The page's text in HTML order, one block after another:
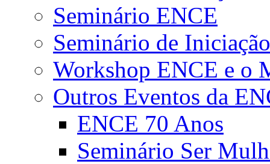
Seminário ENCE
Seminário de
Workshop ENCE e o
Outros Eventos da
ENCE 70 Anos
Seminário Ser